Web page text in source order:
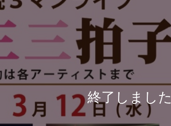
終了しました